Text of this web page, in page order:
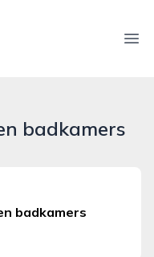
badkamers
badkamers